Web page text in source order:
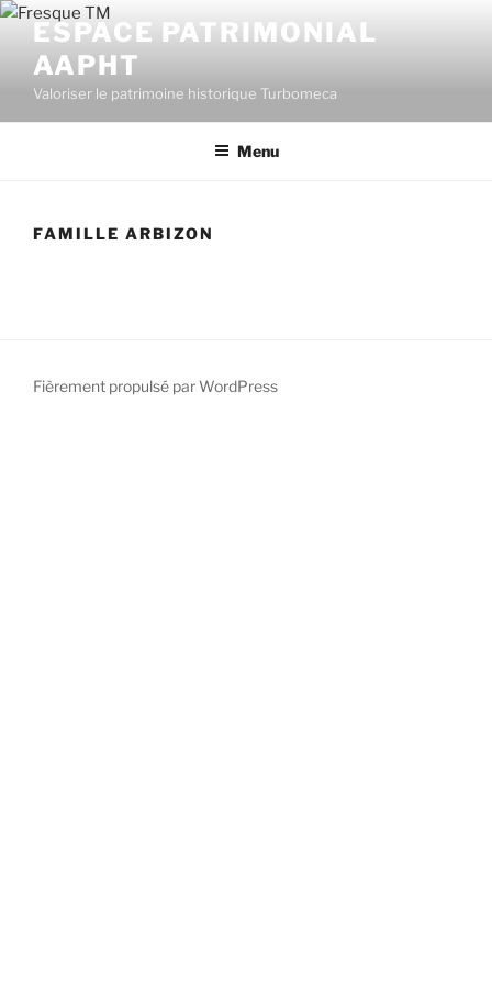
Aller
contenu
principal
ESPACE PATRIMONIAL
AAPHT
Valoriser le patrimoine historique Turbomeca
Menu
FAMILLE ARBIZON
Fièrement propulsé par WordPress